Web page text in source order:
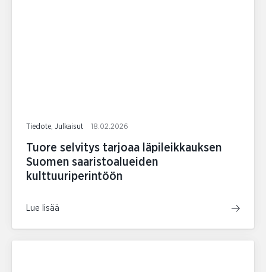
Tiedote, Julkaisut 18.02.2026
Tuore selvitys tarjoaa läpileikkauksen
Suomen saaristoalueiden
kulttuuriperintöön
Lue lisää